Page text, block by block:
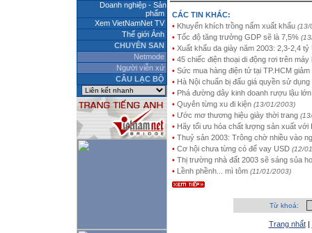
Doanh nghiệp - Sản
phẩm
Xem VietNamNet TV
Thế giới Ảnh
CHUYÊN SAN
Netmode
Người viễn xứ
CÂU LẠC BỘ
CÁC TIN KHÁC:
• Khuyến khích trồng nấm xuất khẩu (13/
• Tốc độ tăng trưởng GDP sẽ là 7,5%
• Xuất khẩu da giày năm 2003: 2,3-2,4 tỷ
• 45 chiếc điện thoại di động rơi trên máy
• Sức mua hàng điện tử tại TP.HCM giảm
• Hà Nội chuẩn bị đấu giá quyền sử dụng
• Phá đường dây kinh doanh rượu lậu lớn
• Quyên từng xu đi kiện (13/01/2003)
• Ước mơ thương hiệu giày thời trang
• Hãy tối ưu hóa chất lượng sản xuất với
• Thuỷ sản 2003: Trông chờ nhiều vào
• Cơ hội chưa từng có để vay USD (12/
• Thị trường nhà đất 2003 sẽ sáng sủa
• Lềnh phềnh... mì tôm (11/01/2003)
Từ khoá:
Trang nhất|